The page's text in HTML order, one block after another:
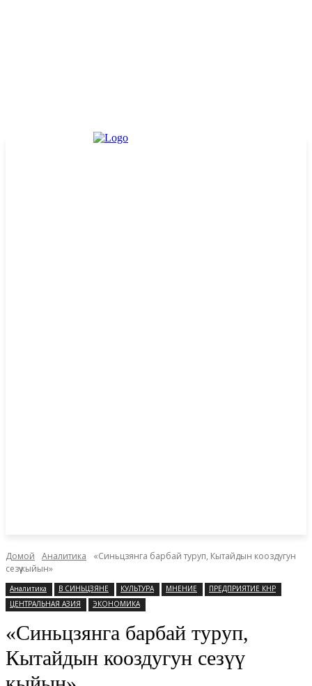
Домой Аналитика
«Синьцзянга барбай туруп, Кытайдын кооздугун
сезүү кыйын»
Аналитика В СИНЬЦЗЯНЕ КУЛЬТУРА МНЕНИЕ
ПРЕДПРИЯТИЕ КНР
ЦЕНТРАЛЬНАЯ АЗИЯ
ЭКОНОМИКА
«Синьцзянга барбай туруп,
Кытайдын кооздугун сезүү